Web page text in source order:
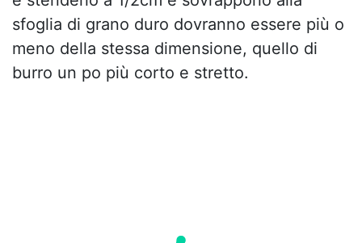
sfoglia di grano duro dovranno essere più o
meno della stessa dimensione, quello di
burro un po più corto e stretto.